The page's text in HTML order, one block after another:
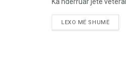
LEXO MË SHUMË